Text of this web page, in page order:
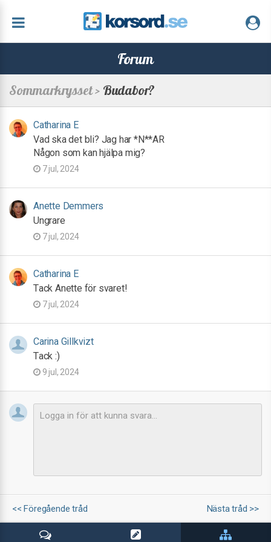
Forum
Sommarkrysset > Budabor?
Catharina E
Vad ska det bli? Jag har *N**AR
Någon som kan hjälpa mig?
7 jul, 2024
Anette Demmers
Ungrare
7 jul, 2024
Catharina E
Tack Anette för svaret!
7 jul, 2024
Carina Gillkvizt
Tack :)
9 jul, 2024
<< Föregående tråd Nästa tråd >>